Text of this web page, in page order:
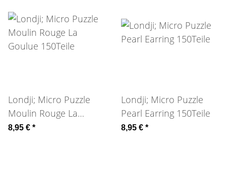
Londji; Micro Puzzle
Moulin Rouge La
Goulue 150Teile
8,95 € *
Londji; Micro Puzzle
Pearl Earring 150Teile
8,95 € *